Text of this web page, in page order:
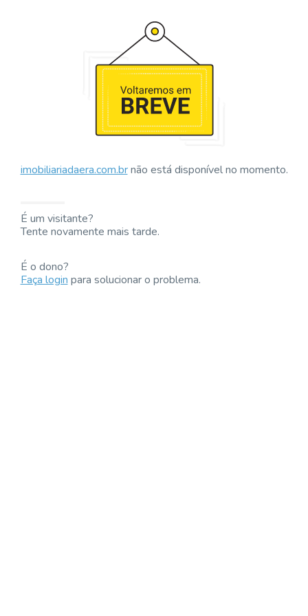
imobiliariadaera.com.brnão está disponível no momento.
É um visitante?
Tente novamente mais tarde.
É o dono?
Faça loginpara solucionar o problema.